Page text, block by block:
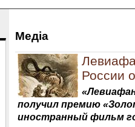
Медiа
России
получил премию
иностранный фильм